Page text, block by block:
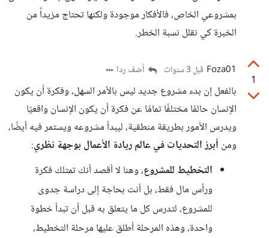
بمشروعي الخاص، فالأفكار موجودة ولكنها تحتاج مزيداً من
الخبرة كي نقلل نسبة الخطر.
1
Foza01 قبل 3 سنوات أضف ردا
بالفعل إن بدء مشروع جديد ليس بالأمر السهل، وفكرة أن يكون
الإنسان حالمًا مختلفًا تمامًا عن فكرة أن يكون الإنسان واقعيًا
ويدرس الأمور بطريقة منطقية، ليبدأ مشروعه ويستمر فيه أيضًا،
ومن أبرز التحديات في عالم ريادة الأعمال بوجهة نظري:
التخطيط للمشروع، وهنا لا أقصد أنك تمتلك فكرة
ورأس مال فقط، بل أنت بحاجة إلى دراسة جدوى
للمشروع، لتدرس كل ما يتعلق به قبل أن تبدأ خطوة
واحدة، وهذه المرحلة أطلق عليها مرحلة التخطيط،